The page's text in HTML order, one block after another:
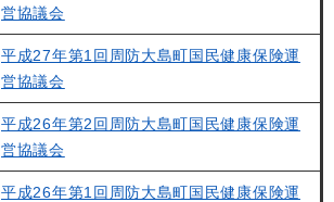
営協議会
平成27年第1回周防大島町国民健康保険運
営協議会
平成26年第2回周防大島町国民健康保険運
営協議会
平成26年第1回周防大島町国民健康保険運